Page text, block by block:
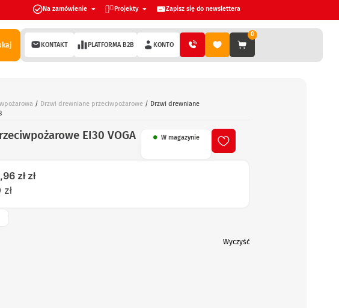
Na zamówienie Projekty Zapisz się do newslettera
KONTAKT PLATFORMA B2B KONTO
0
/ Drzwi drewniane przeciwpożarowe/ Drzwi drewniane
EI30 VOGA
W magazynie
złzł
Wyczyść